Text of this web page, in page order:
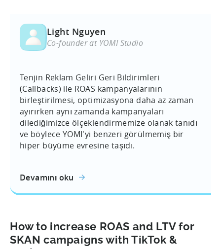
Light Nguyen
Co-founder at YOMI Studio
Tenjin Reklam Geliri Geri Bildirimleri
(Callbacks) ile ROAS kampanyalarının
birleştirilmesi, optimizasyona daha az zaman
ayırırken aynı zamanda kampanyaları
dilediğimizce ölçeklendirmemize olanak tanıdı
ve böylece YOMI'yi benzeri görülmemiş bir
hiper büyüme evresine taşıdı.
Devamını oku
How to increase ROAS and LTV for
SKAN campaigns with TikTok &